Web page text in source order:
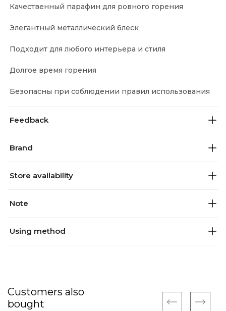
Качественный парафин для ровного горения
Элегантный металлический блеск
Подходит для любого интерьера и стиля
Долгое время горения
Безопасны при соблюдении правил использования
Feedback
Brand
Store availability
Note
Using method
Customers also
bought